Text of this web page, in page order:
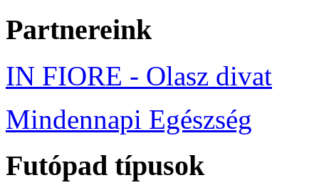
Partnereink
IN FIORE - Olasz divat
Mindennapi Egészség
Futópad típusok